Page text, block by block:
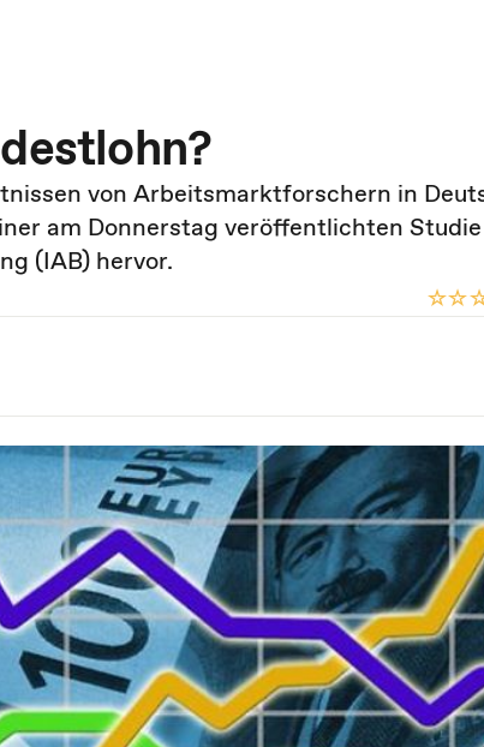
von Arbeitsmarktforschern in
am Donnerstag veröffentlichten
(IAB) hervor.